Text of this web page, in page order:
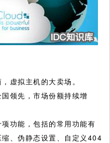
虚拟主机的大卖场。
领先，市场份额持续增
功能，包括的常用功能有
、伪静态设置、自定义404